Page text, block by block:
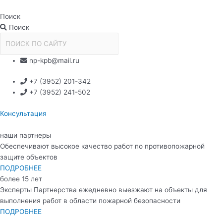
к
содержимому
Поиск
Поиск
np-kpb@mail.ru
+7 (3952) 201-342
+7 (3952) 241-502
Консультация
наши партнеры
Обеспечивают высокое качество работ по противопожарной
защите объектов
ПОДРОБНЕЕ
более 15 лет
Эксперты Партнерства ежедневно выезжают на объекты для
выполнения работ в области пожарной безопасности
ПОДРОБНЕЕ